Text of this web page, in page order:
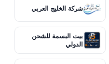
شركة الخليج العربي
بيت البسمة للشحن
الدولي